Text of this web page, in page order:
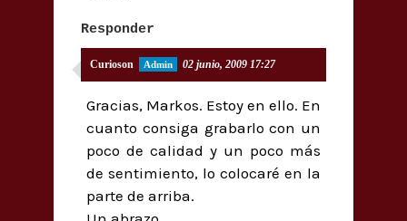
Responder
Curioson 02 junio, 2009 17:27
Gracias, Markos. Estoy en ello. En
cuanto consiga grabarlo con un
poco de calidad y un poco más
de sentimiento, lo colocaré en la
parte de arriba.